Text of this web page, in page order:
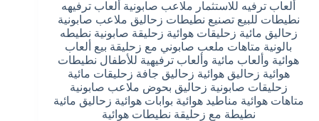
ألعاب ترفيه للاستثمار ملاعب صابونية ألعاب ترفيهه
نطيطات للبيع تصنيع نطيطات زحاليق ملاعب صابونية
زحاليق مائية زحليقات هوائية زحليقة صابونية نطيطه
بالونية متاهات ملعب صابوني مع زحليقة بيع ألعاب
هوائية وألعاب مائية وألعاب ترفيهية للأطفال نطيطات
هوائية زحاليق هوائية زحاليق جافة زحليقات مائية
زحليقات صابونية زحاليق بحوض ملاعب صابونية
متاهات هوائية مناطيد هوائية بوابات هوائية زحاليق مائية
نطيطة مع زحليقة نطيطات هوائية